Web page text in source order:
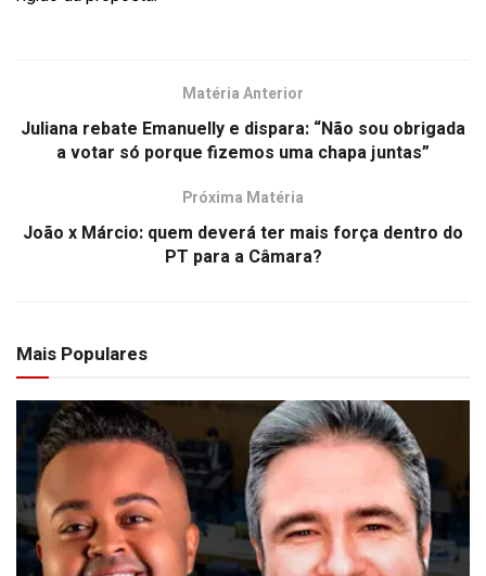
Matéria Anterior
Juliana rebate Emanuelly e dispara: “Não sou obrigada
a votar só porque fizemos uma chapa juntas”
Próxima Matéria
João x Márcio: quem deverá ter mais força dentro do
PT para a Câmara?
Mais Populares